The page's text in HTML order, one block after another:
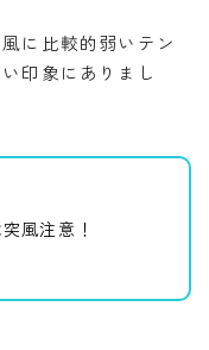
に比較的弱いテン
印象にありまし
風注意！